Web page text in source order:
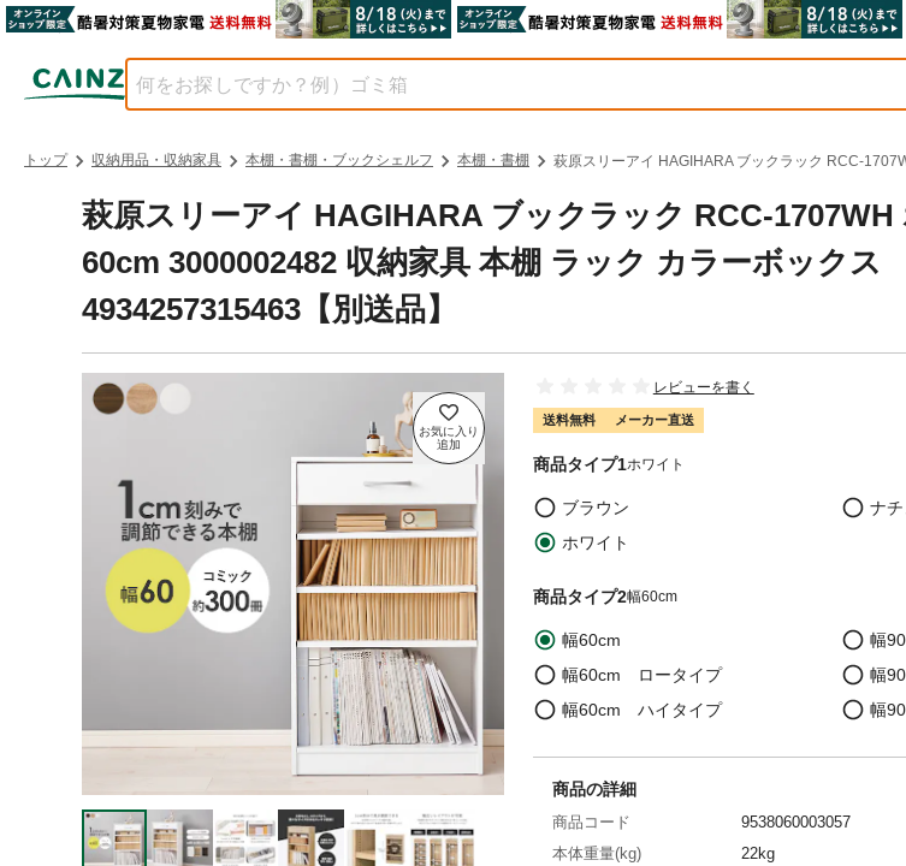
トップ 収納用品・収納家具 本棚・書棚・ブックシェルフ 本棚・書棚 萩原スリーアイ HAGIHARA ブックラック RCC-
萩原スリーアイ HAGIHARA ブックラック RCC-1707WH
60cm 3000002482 収納家具 本棚 ラック カラーボックス
4934257315463【別送品】
レビューを書く
送料無料 メーカー直送
商品タイプ1ホワイト
ブラウン
ナ
ホワイト
商品タイプ2幅60cm
幅60cm
幅
幅60cm ロータイプ
幅
幅60cm ハイタイプ
幅
商品の詳細
商品コード
9538060003057
本体重量(kg)
22kg